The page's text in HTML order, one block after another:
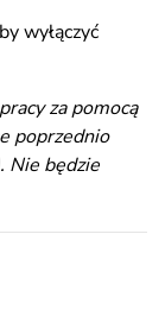
wyłączyć
za pomocą
poprzednio
Nie będzie